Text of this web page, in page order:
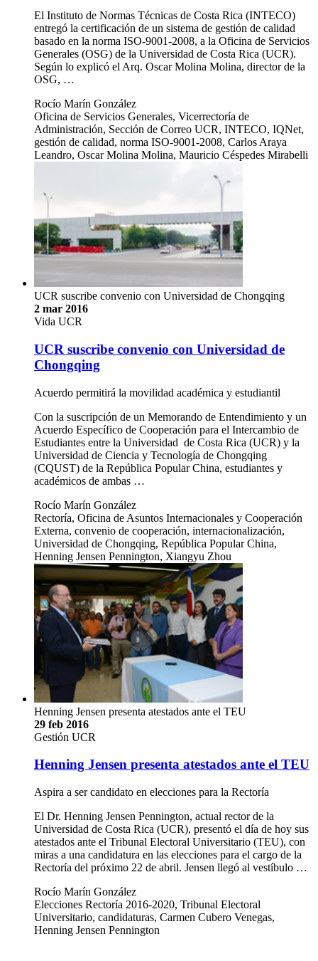
El Instituto de Normas Técnicas de Costa Rica (INTECO)
entregó la certificación de un sistema de gestión de calidad
basado en la norma ISO-9001-2008, a la Oficina de Servicios
Generales (OSG) de la Universidad de Costa Rica (UCR).
Según lo explicó el Arq. Oscar Molina Molina, director de la
OSG, …
Rocío Marín González
Oficina de Servicios Generales, Vicerrectoría de
Administración, Sección de Correo UCR, INTECO, IQNet,
gestión de calidad, norma ISO-9001-2008, Carlos Araya
Leandro, Oscar Molina Molina, Mauricio Céspedes Mirabelli
UCR suscribe convenio con Universidad de Chongqing
2 mar 2016
Vida UCR
UCR suscribe convenio con Universidad de
Chongqing
Acuerdo permitirá la movilidad académica y estudiantil
Con la suscripción de un Memorando de Entendimiento y un
Acuerdo Específico de Cooperación para el Intercambio de
Estudiantes entre la Universidad de Costa Rica (UCR) y la
Universidad de Ciencia y Tecnología de Chongqing
(CQUST) de la República Popular China, estudiantes y
académicos de ambas …
Rocío Marín González
Rectoría, Oficina de Asuntos Internacionales y Cooperación
Externa, convenio de cooperación, internacionalización,
Universidad de Chongqing, República Popular China,
Henning Jensen Pennington, Xiangyu Zhou
Henning Jensen presenta atestados ante el TEU
29 feb 2016
Gestión UCR
Henning Jensen presenta atestados ante el TEU
Aspira a ser candidato en elecciones para la Rectoría
El Dr. Henning Jensen Pennington, actual rector de la
Universidad de Costa Rica (UCR), presentó el día de hoy sus
atestados ante el Tribunal Electoral Universitario (TEU), con
miras a una candidatura en las elecciones para el cargo de la
Rectoría del próximo 22 de abril. Jensen llegó al vestíbulo …
Rocío Marín González
Elecciones Rectoría 2016-2020, Tribunal Electoral
Universitario, candidaturas, Carmen Cubero Venegas,
Henning Jensen Pennington